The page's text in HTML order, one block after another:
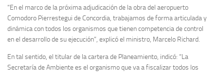
“En el marco de la próxima adjudicación de la obra del aeropuerto
Comodoro Pierrestegui de Concordia, trabajamos de forma articulada y
dinámica con todos los organismos que tienen competencia de control
en el desarrollo de su ejecución”, explicó el ministro, Marcelo Richard.
En tal sentido, el titular de la cartera de Planeamiento, indicó: “La
Secretaría de Ambiente es el organismo que va a fiscalizar todos los